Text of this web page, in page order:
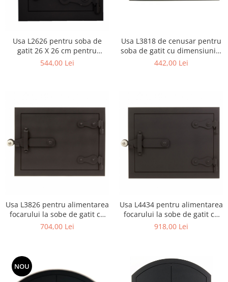
Usa L2626 pentru soba de
gatit 26 X 26 cm pentru
alimentarea focarului
544,00 Lei
Usa L3818 de cenusar pentru
soba de gatit cu dimensiunile
38 X 18 cm
442,00 Lei
Usa L3826 pentru alimentarea
focarului la sobe de gatit cu
dimensiunea 38 X 26 cm
704,00 Lei
Usa L4434 pentru alimentarea
focarului la sobe de gatit cu
dimensiunea 44 X 34 cm
918,00 Lei
NOU